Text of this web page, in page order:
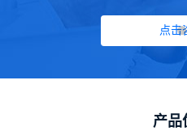
点击
产品